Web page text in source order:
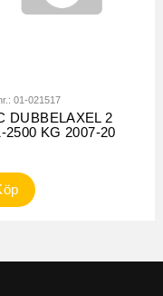
01-021517
DUBBELAXEL 2
2500 KG 2007-20